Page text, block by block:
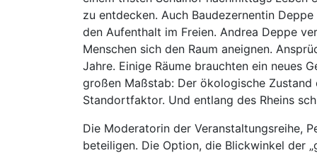
zu entdecken. Auch Baudezernentin
den Aufenthalt im Freien. Andrea Deppe
Menschen sich den Raum aneignen.
Jahre. Einige Räume brauchten ein neues
großen Maßstab: Der ökologische
Standortfaktor. Und entlang des Rheins
Die Moderatorin der Veranstaltungsreihe,
beteiligen. Die Option, die Blickwinkel der